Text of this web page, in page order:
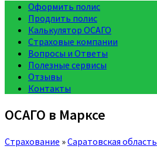
Оформить полис
Продлить полис
Калькулятор ОСАГО
Страховые компании
Вопросы и Ответы
Полезные сервисы
Отзывы
Контакты
ОСАГО в Марксе
Страхование »Саратовская область